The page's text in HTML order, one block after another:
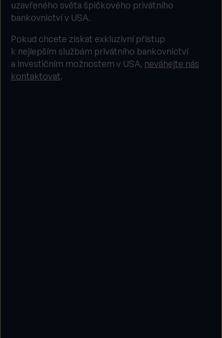
uzavřeného světa špičkového privátního
bankovnictví v USA.
Pokud chcete získat exkluzivní přístup
k nejlepším službám privátního bankovnictví
a investičním možnostem v USA, neváhejte nás
kontaktovat.